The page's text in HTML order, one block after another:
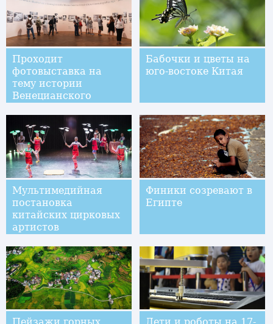
Проходит
фотовыставка на
тему истории
Венецианского
Бабочки и цветы на
юго-востоке Китая
Мультимедийная
постановка
китайских цирковых
артистов
Швейцарии
Финики созревают в
Египте
Пейзажи горных Дети и роботы на 17-